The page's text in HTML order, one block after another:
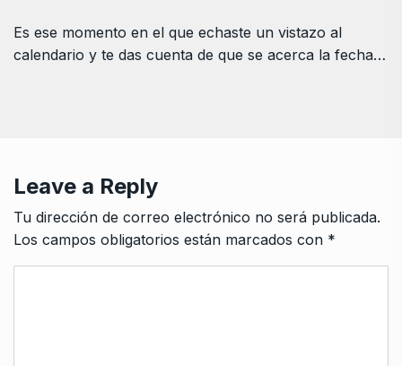
Es ese momento en el que echaste un vistazo al
calendario y te das cuenta de que se acerca la fecha…
Leave a Reply
Tu dirección de correo electrónico no será publicada.
Los campos obligatorios están marcados con *